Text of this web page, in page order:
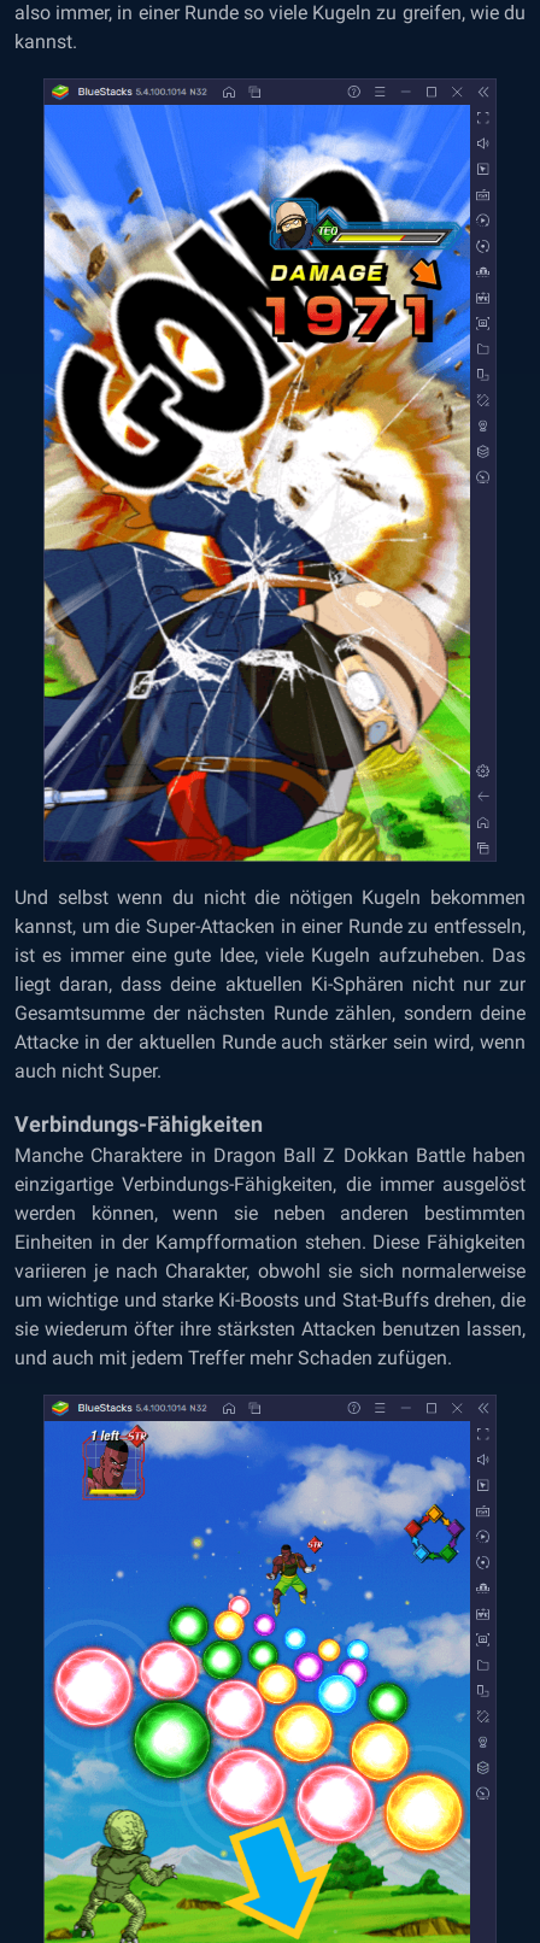
also immer, in einer Runde so viele Kugeln zu greifen, wie du
kannst.
Und selbst wenn du nicht die nötigen Kugeln bekommen
kannst, um die Super-Attacken in einer Runde zu entfesseln,
ist es immer eine gute Idee, viele Kugeln aufzuheben. Das
liegt daran, dass deine aktuellen Ki-Sphären nicht nur zur
Gesamtsumme der nächsten Runde zählen, sondern deine
Attacke in der aktuellen Runde auch stärker sein wird, wenn
auch nicht Super.
Verbindungs-Fähigkeiten
Manche Charaktere in Dragon Ball Z Dokkan Battle haben
einzigartige Verbindungs-Fähigkeiten, die immer ausgelöst
werden können, wenn sie neben anderen bestimmten
Einheiten in der Kampfformation stehen. Diese Fähigkeiten
variieren je nach Charakter, obwohl sie sich normalerweise
um wichtige und starke Ki-Boosts und Stat-Buffs drehen, die
sie wiederum öfter ihre stärksten Attacken benutzen lassen,
und auch mit jedem Treffer mehr Schaden zufügen.